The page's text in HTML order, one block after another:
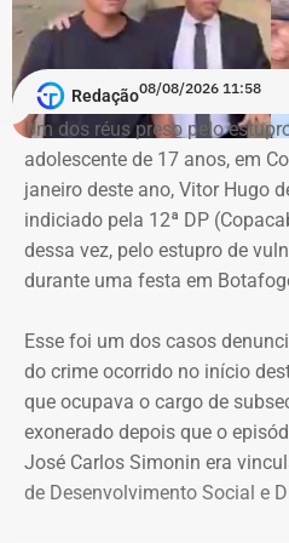
exclusão de cópias idênticas
A ação também busca
correções ou retratações por
ressarcir os custos que a
para responder às
O valor desses danos não foi
pede ainda indenização por
pretensões, atribuiu à causa o
mil.
Município afirma
impedir críticas
Redação08/08/2026 11:58
Um dos réus preso pelo
adolescente de 17 anos, em
janeiro deste ano, Vitor Hugo
indiciado pela 12ª DP
dessa vez, pelo estupro de
durante uma festa em
Esse foi um dos casos
do crime ocorrido no início
que ocupava o cargo de
exonerado depois que o
José Carlos Simonin era
de Desenvolvimento Social e